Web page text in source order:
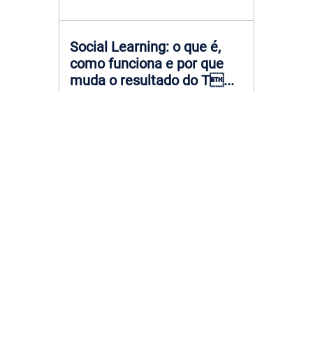
Social Learning: o que é,
como funciona e por que
muda o resultado do T...